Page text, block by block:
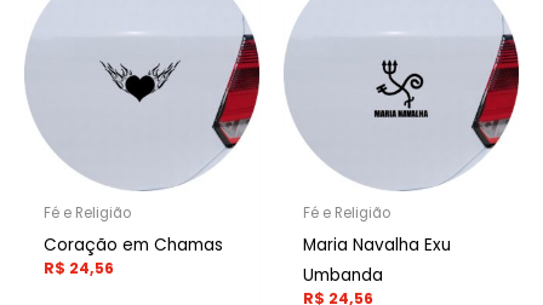
Fé e Religião
Coração em Chamas
R$ 24,56
Fé e Religião
Maria Navalha Exu
Umbanda
R$ 24,56